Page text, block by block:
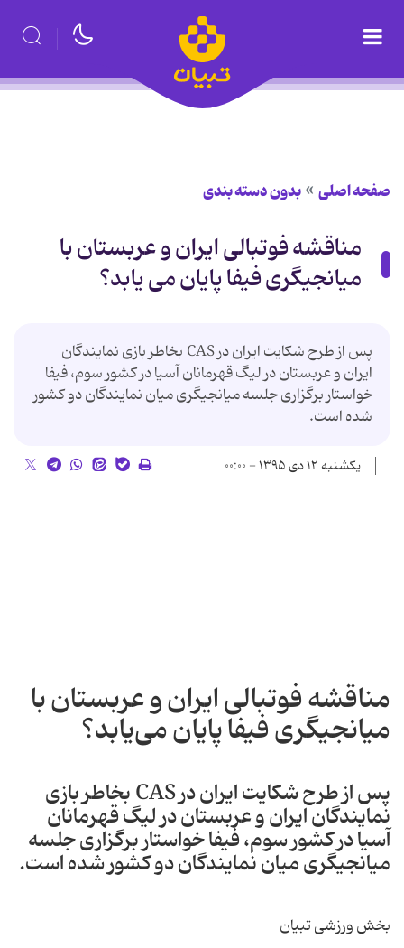
صفحه اصلی بدون دسته بندی
مناقشه فوتبالی ایران و عربستان با
میانجیگری فیفا پایان می یابد؟
پس از طرح شکایت ایران در CAS بخاطر بازی نمایندگان
ایران و عربستان در لیگ قهرمانان آسیا در کشور سوم، فیفا
خواستار برگزاری جلسه میانجیگری میان نمایندگان دو کشور
شده است.
یکشنبه ۱۲ دی ۱۳۹۵ - ۰۰:۰۰
مناقشه فوتبالی ایران و عربستان با
میانجیگری فیفا پایان می‌یابد؟
پس از طرح شکایت ایران در CAS بخاطر بازی
نمایندگان ایران و عربستان در لیگ قهرمانان
آسیا در کشور سوم، فیفا خواستار برگزاری جلسه
میانجیگری میان نمایندگان دو کشور شده است.
بخش ورزشی تبیان